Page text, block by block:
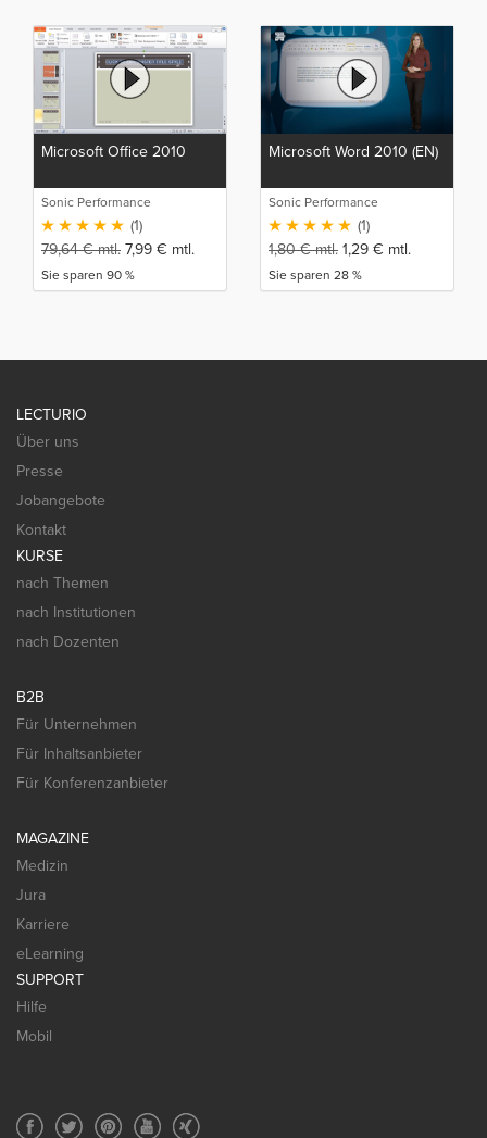
Microsoft Office 2010
Sonic Performance
(1)
79,64€mtl. 7,99 € mtl.
Sie sparen 90 %
Microsoft Word 2010 (EN)
Sonic Performance
(1)
1,80€mtl. 1,29 € mtl.
Sie sparen 28 %
LECTURIO
Über uns
Presse
Jobangebote
Kontakt
KURSE
nach Themen
nach Institutionen
nach Dozenten
B2B
Für Unternehmen
Für Inhaltsanbieter
Für Konferenzanbieter
MAGAZINE
Medizin
Jura
Karriere
eLearning
SUPPORT
Hilfe
Mobil